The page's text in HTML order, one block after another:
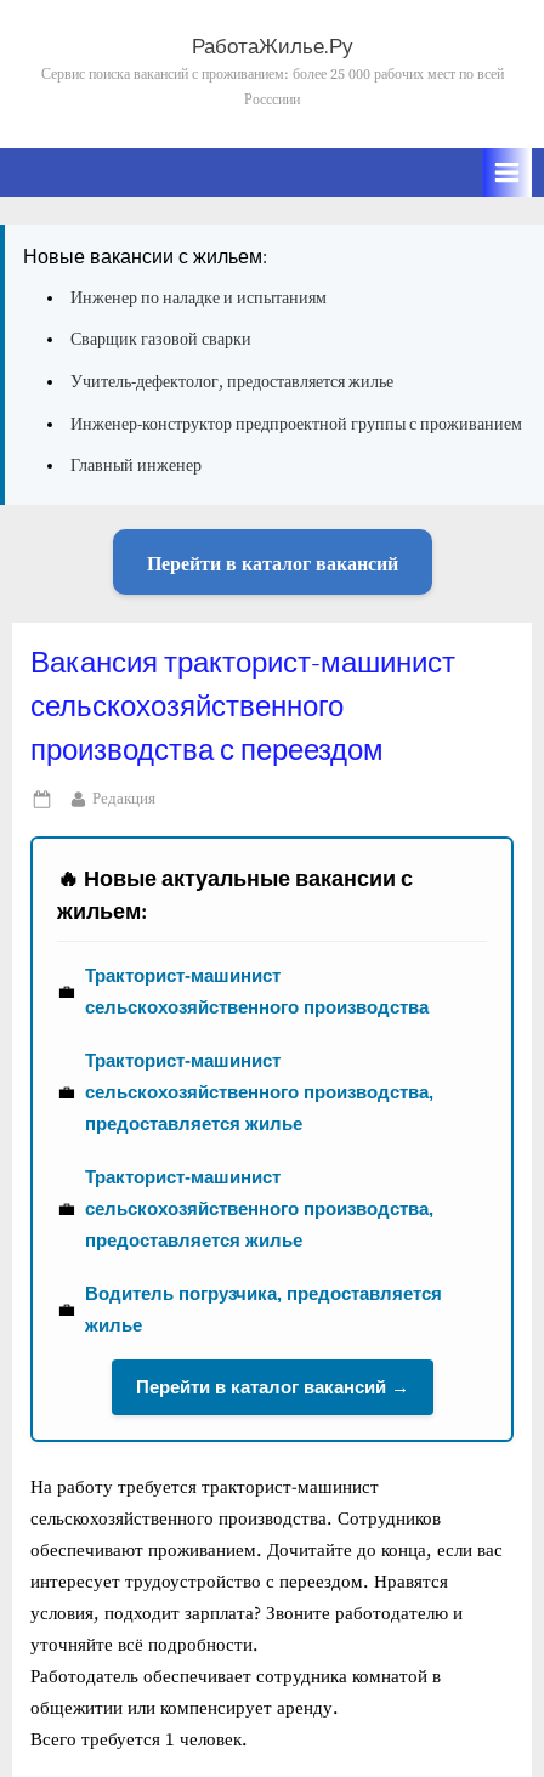
content
РаботаЖилье.Ру
Сервис поиска вакансий с проживанием: более 25 000 рабочих мест по всей
Росссиии
Новые вакансии с жильем:
Инженер по наладке и испытаниям
Сварщик газовой сварки
Учитель-дефектолог, предоставляется жилье
Инженер-конструктор предпроектной группы с проживанием
Главный инженер
Перейти в каталог вакансий
Вакансия тракторист-машинист
сельскохозяйственного
производства с переездом
Posted
on
By
Редакция
🔥 Новые актуальные вакансии с
жильем:
💼
Тракторист-машинист
сельскохозяйственного производства
💼
Тракторист-машинист
сельскохозяйственного производства,
предоставляется жилье
💼
Тракторист-машинист
сельскохозяйственного производства,
предоставляется жилье
💼
Водитель погрузчика, предоставляется
жилье
Перейти в каталог вакансий →
На работу требуется тракторист-машинист
сельскохозяйственного производства. Сотрудников
обеспечивают проживанием. Дочитайте до конца, если вас
интересует трудоустройство с переездом. Нравятся
условия, подходит зарплата? Звоните работодателю и
уточняйте всё подробности.
Работодатель обеспечивает сотрудника комнатой в
общежитии или компенсирует аренду.
Всего требуется 1 человек.